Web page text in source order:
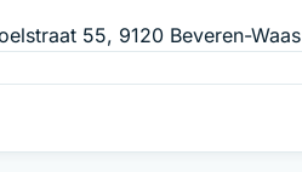
55, 9120 Beveren-Waas